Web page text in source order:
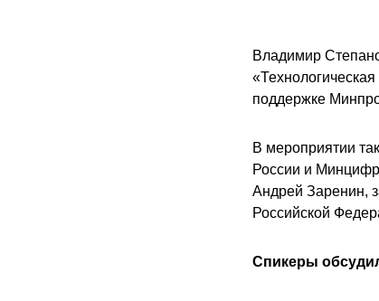
Владимир
поддержке
В мероприятии
России и
Андрей Заренин,
Российской
Спикеры